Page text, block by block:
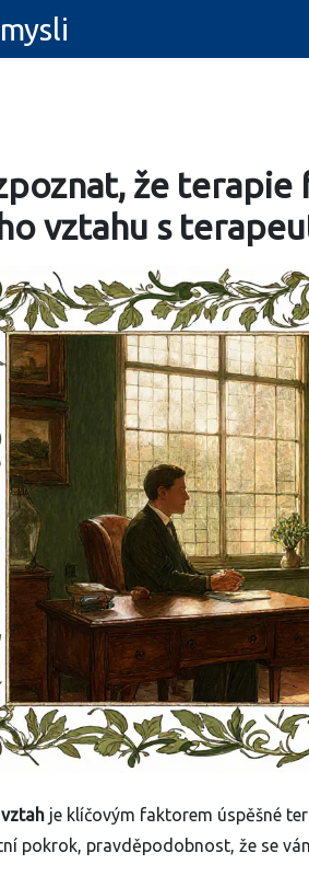
že terapie
vztahu s
je klíčovým faktorem úspěšné
pokrok, pravděpodobnost, že se